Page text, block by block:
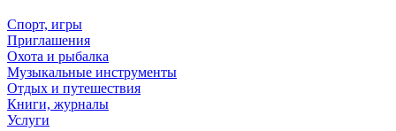
Спорт, игры
Приглашения
Охота и рыбалка
Музыкальные инструменты
Отдых и путешествия
Книги, журналы
Услуги